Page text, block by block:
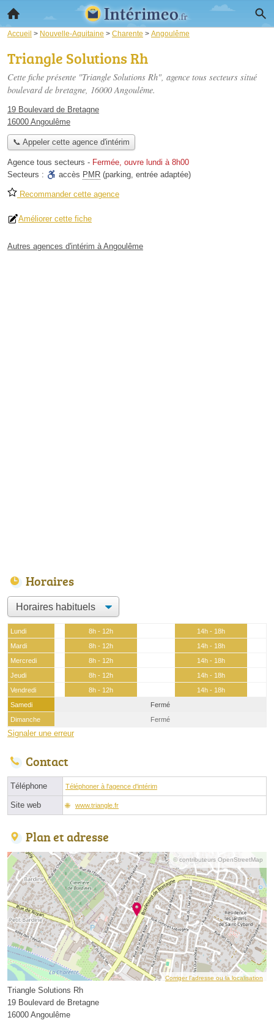
Accueil > Nouvelle-Aquitaine > Charente > Angoulême
Triangle Solutions Rh
Cette fiche présente "Triangle Solutions Rh", agence tous secteurs situé
boulevard de bretagne, 16000 Angoulême.
19 Boulevard de Bretagne
16000 Angoulême
📞 Appeler cette agence d'intérim
Agence tous secteurs - Fermée, ouvre lundi à 8h00
Secteurs :
accès PMR (parking, entrée adaptée)
Recommander cette agence
Améliorer cette fiche
Autres agences d'intérim à Angoulême
Horaires
Lundi 8h - 12h
14h - 18h
Mardi
8h - 12h
14h - 18h
Mercredi
8h - 12h
14h - 18h
Jeudi
8h - 12h
14h - 18h
Vendredi
8h - 12h
14h - 18h
Samedi
Fermé
Dimanche
Fermé
Signaler une erreur
Contact
Téléphone Téléphoner à l'agence d'intérim
Site web www.triangle.fr
Plan et adresse
© contributeurs OpenStreetMap
Corriger l’adresse ou la localisation
Triangle Solutions Rh
19 Boulevard de Bretagne
16000 Angoulême